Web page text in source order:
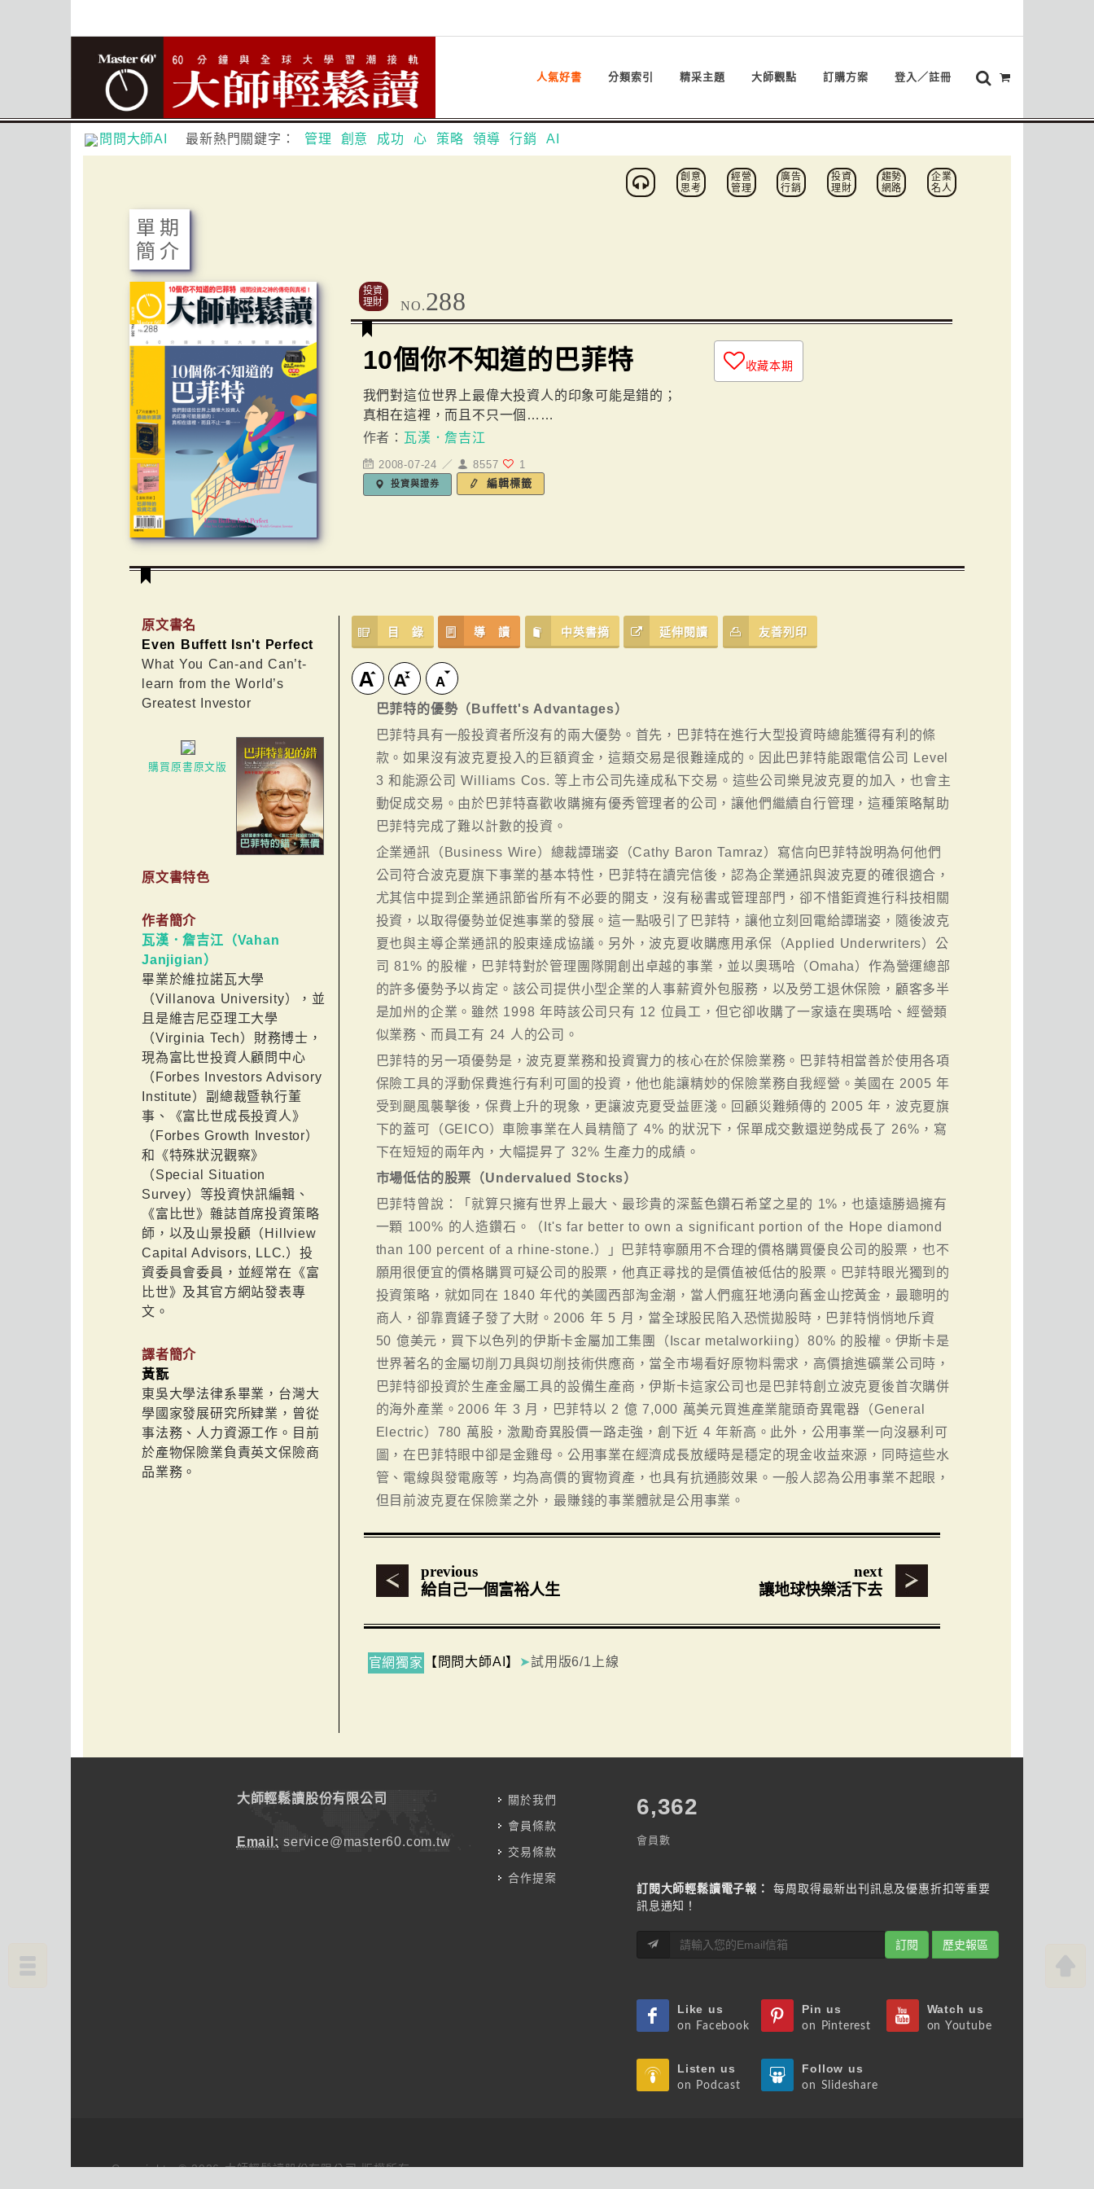
人氣好書 分類索引 精采主題 大師觀點 訂購方案 登入／註冊
問問大師AI 最新熱門關鍵字： 管理 創意 成功 心 策略 領導 行銷 AI
創意
思考
經營
管理
廣告
行銷
投資
理財
趨勢
網路
企業
名人
單期
簡介
投資
理財
NO.288
10個你不知道的巴菲特
我們對這位世界上最偉大投資人的印象可能是錯的；
真相在這裡，而且不只一個……
作者： 瓦漢．詹吉江
2008-07-24 ／ 8557 1
投資與證券 編輯標籤
收藏本期
原文書名
Even Buffett Isn't Perfect
What You Can-and Can’t-
learn from the World’s
Greatest Investor
購買原書原文版
原文書特色
作者簡介
瓦漢．詹吉江（Vahan
Janjigian）
畢業於維拉諾瓦大學
（Villanova University），並
且是維吉尼亞理工大學
（Virginia Tech）財務博士，
現為富比世投資人顧問中心
（Forbes Investors Advisory
Institute）副總裁暨執行董
事、《富比世成長投資人》
（Forbes Growth Investor）
和《特殊狀況觀察》
（Special Situation
Survey）等投資快訊編輯、
《富比世》雜誌首席投資策略
師，以及山景投顧（Hillview
Capital Advisors, LLC.）投
資委員會委員，並經常在《富
比世》及其官方網站發表專
文。
譯者簡介
黃翫
東吳大學法律系畢業，台灣大
學國家發展研究所肄業，曾從
事法務、人力資源工作。目前
於產物保險業負責英文保險商
品業務。
目 錄 導 讀 中英書摘 延伸閱讀 友善列印
巴菲特的優勢（Buffett's Advantages）
巴菲特具有一般投資者所沒有的兩大優勢。首先，巴菲特在進行大型投資時總能獲得有利的條
款。如果沒有波克夏投入的巨額資金，這類交易是很難達成的。因此巴菲特能跟電信公司 Level
3 和能源公司 Williams Cos. 等上市公司先達成私下交易。這些公司樂見波克夏的加入，也會主
動促成交易。由於巴菲特喜歡收購擁有優秀管理者的公司，讓他們繼續自行管理，這種策略幫助
巴菲特完成了難以計數的投資。
企業通訊（Business Wire）總裁譚瑞姿（Cathy Baron Tamraz）寫信向巴菲特說明為何他們
公司符合波克夏旗下事業的基本特性，巴菲特在讀完信後，認為企業通訊與波克夏的確很適合，
尤其信中提到企業通訊節省所有不必要的開支，沒有秘書或管理部門，卻不惜鉅資進行科技相關
投資，以取得優勢並促進事業的發展。這一點吸引了巴菲特，讓他立刻回電給譚瑞姿，隨後波克
夏也與主導企業通訊的股東達成協議。另外，波克夏收購應用承保（Applied Underwriters）公
司 81% 的股權，巴菲特對於管理團隊開創出卓越的事業，並以奧瑪哈（Omaha）作為營運總部
的許多優勢予以肯定。該公司提供小型企業的人事薪資外包服務，以及勞工退休保險，顧客多半
是加州的企業。雖然 1998 年時該公司只有 12 位員工，但它卻收購了一家遠在奧瑪哈、經營類
似業務、而員工有 24 人的公司。
巴菲特的另一項優勢是，波克夏業務和投資實力的核心在於保險業務。巴菲特相當善於使用各項
保險工具的浮動保費進行有利可圖的投資，他也能讓精妙的保險業務自我經營。美國在 2005 年
受到颶風襲擊後，保費上升的現象，更讓波克夏受益匪淺。回顧災難頻傳的 2005 年，波克夏旗
下的蓋可（GEICO）車險事業在人員精簡了 4% 的狀況下，保單成交數還逆勢成長了 26%，寫
下在短短的兩年內，大幅提昇了 32% 生產力的成績。
市場低估的股票（Undervalued Stocks）
巴菲特曾說：「就算只擁有世界上最大、最珍貴的深藍色鑽石希望之星的 1%，也遠遠勝過擁有
一顆 100% 的人造鑽石。（It's far better to own a significant portion of the Hope diamond
than 100 percent of a rhine-stone.）」巴菲特寧願用不合理的價格購買優良公司的股票，也不
願用很便宜的價格購買可疑公司的股票，他真正尋找的是價值被低估的股票。巴菲特眼光獨到的
投資策略，就如同在 1840 年代的美國西部淘金潮，當人們瘋狂地湧向舊金山挖黃金，最聰明的
商人，卻靠賣鏟子發了大財。2006 年 5 月，當全球股民陷入恐慌拋股時，巴菲特悄悄地斥資
50 億美元，買下以色列的伊斯卡金屬加工集團（Iscar metalworkiing）80% 的股權。伊斯卡是
世界著名的金屬切削刀具與切削技術供應商，當全市場看好原物料需求，高價搶進礦業公司時，
巴菲特卻投資於生產金屬工具的設備生產商，伊斯卡這家公司也是巴菲特創立波克夏後首次購併
的海外產業。2006 年 3 月，巴菲特以 2 億 7,000 萬美元買進產業龍頭奇異電器（General
Electric）780 萬股，激勵奇異股價一路走強，創下近 4 年新高。此外，公用事業一向沒暴利可
圖，在巴菲特眼中卻是金雞母。公用事業在經濟成長放緩時是穩定的現金收益來源，同時這些水
管、電線與發電廠等，均為高價的實物資產，也具有抗通膨效果。一般人認為公用事業不起眼，
但目前波克夏在保險業之外，最賺錢的事業體就是公用事業。
previous
給自己一個富裕人生
next
讓地球快樂活下去
官網獨家 【問問大師AI】 ➤試用版6/1上線
大師輕鬆讀股份有限公司
Email: service@master60.com.tw
關於我們
會員條款
交易條款
合作提案
7,787
會員數
訂閱大師輕鬆讀電子報：
每周取得最新出刊訊息及優惠折扣等重要
訊息通知！
訂閱 歷史報區
Like us
on Facebook
Pin us
on Pinterest
Watch us
on Youtube
Listen us
on Podcast
Follow us
on Slideshare
Copyrights © 2026 大師輕鬆讀股份有限公司 版權所有.